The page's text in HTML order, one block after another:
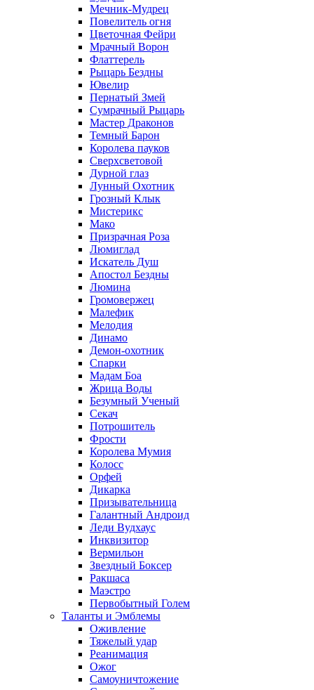
Мечник-Мудрец
Повелитель огня
Цветочная Фейри
Мрачный Ворон
Флаттерель
Рыцарь Бездны
Ювелир
Пернатый Змей
Сумрачный Рыцарь
Мастер Драконов
Темный Барон
Королева пауков
Сверхсветовой
Дурной глаз
Лунный Охотник
Грозный Клык
Мистерикс
Мако
Призрачная Роза
Люмиглад
Искатель Душ
Апостол Бездны
Люмина
Громовержец
Малефик
Мелодия
Динамо
Демон-охотник
Спарки
Мадам Боа
Жрица Воды
Безумный Ученый
Секач
Потрошитель
Фрости
Королева Мумия
Колосс
Орфей
Дикарка
Призывательница
Галантный Андроид
Леди Вудхаус
Инквизитор
Вермильон
Звездный Боксер
Ракшаса
Маэстро
Первобытный Голем
Таланты и Эмблемы
Оживление
Тяжелый удар
Реанимация
Ожог
Самоуничтожение